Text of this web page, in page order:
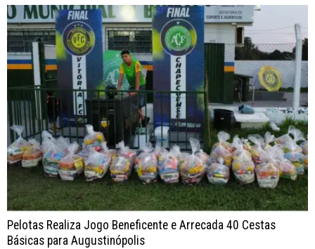
Pelotas Realiza Jogo Beneficente e Arrecada 40 Cestas
Básicas para Augustinópolis